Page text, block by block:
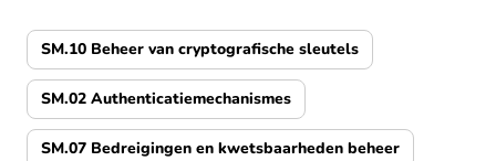
SM.10 Beheer van cryptografische sleutels
SM.02 Authenticatiemechanismes
SM.07 Bedreigingen en kwetsbaarheden beheer